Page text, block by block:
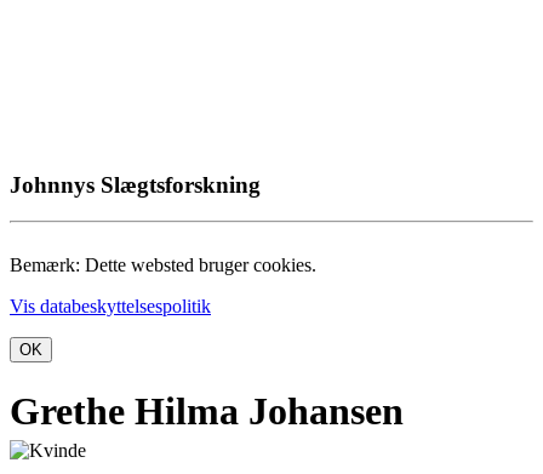
Johnnys Slægtsforskning
Bemærk: Dette websted bruger cookies.
Vis databeskyttelsespolitik
OK
Grethe Hilma Johansen